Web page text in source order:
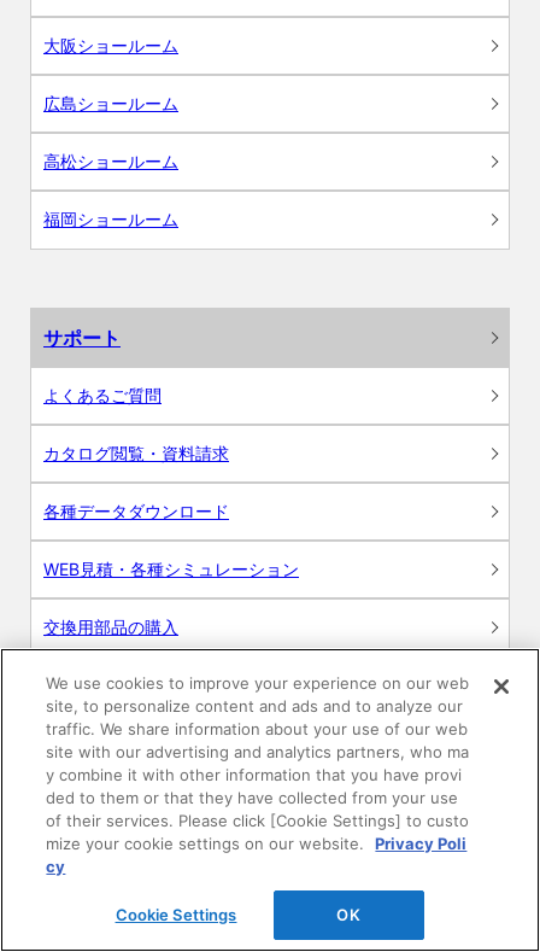
大阪ショールーム
広島ショールーム
高松ショールーム
福岡ショールーム
サポート
よくあるご質問
カタログ閲覧・資料請求
各種データダウンロード
WEB見積・各種シミュレーション
交換用部品の購入
修理・点検
お問い合わせ
ログイン
建築・設計関係者様向けサイト
ユーザー登録サービス
We use cookies to improve your experience on our web
site, to personalize content and ads and to analyze our
traffic. We share information about your use of our web
site with our advertising and analytics partners, who ma
y combine it with other information that you have provi
ded to them or that they have collected from your use
of their services. Please click [Cookie Settings] to custo
mize your cookie settings on our website.
Privacy Poli
cy
Cookie Settings OK